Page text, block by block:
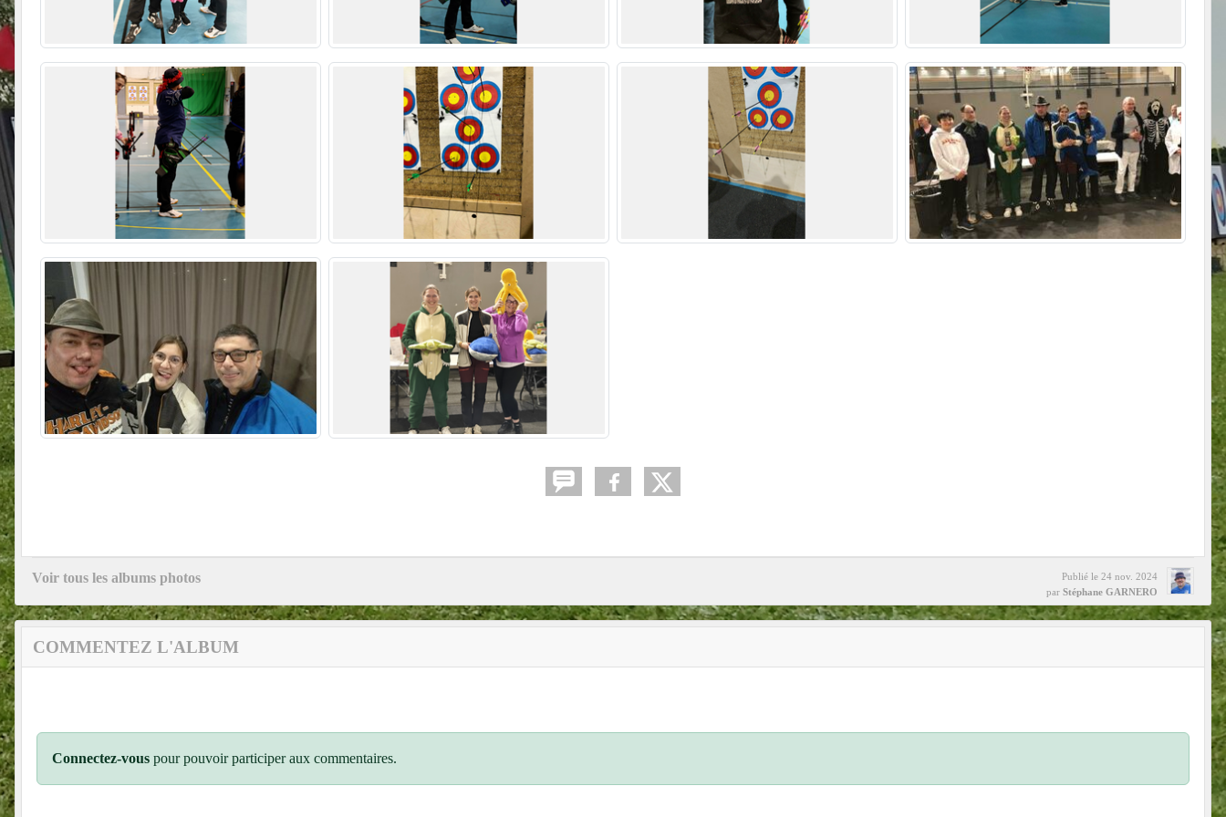
Voir tous les albums photos Publié le 24 nov. 2024
par Stéphane GARNERO
COMMENTEZ L'ALBUM
Connectez-vous pour pouvoir participer aux commentaires.